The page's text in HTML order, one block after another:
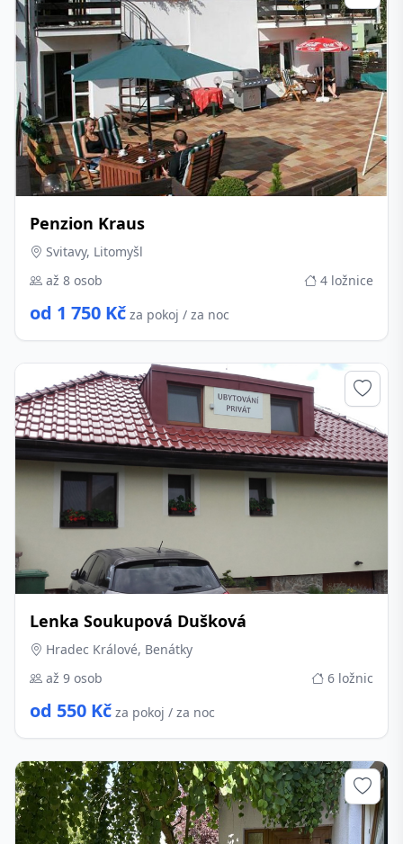
Penzion Kraus
Svitavy, Litomyšl
až 8 osob
4 ložnice
od 1 750 Kč za pokoj / za noc
Lenka Soukupová Dušková
Hradec Králové, Benátky
až 9 osob
6 ložnic
od 550 Kč za pokoj / za noc